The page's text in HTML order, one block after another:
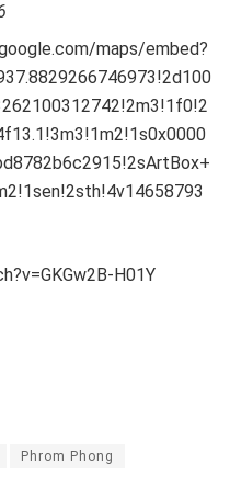
maps/embed?
H01Y
Phrom Phong